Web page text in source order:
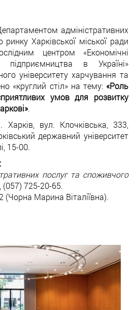
адміністративних
Харківської міської ради
центром «Економічні
підприємництва в Україні»
університету харчування та
«круглий стіл» на тему: «Роль
умов для розвитку
.
Харків, вул. Клочківська, 333,
державний університет
15-00.
послуг та споживчого
(057) 725-20-65.
Марина Віталіївна).